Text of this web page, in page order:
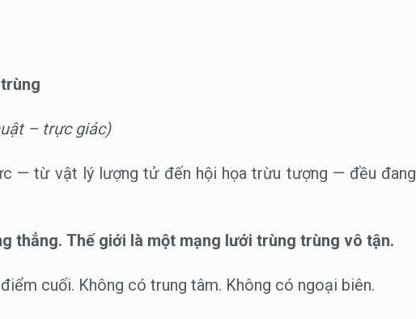
– trực giác)
— từ vật lý lượng tử đến hội họa trừu tượng — đều đang
thẳng. Thế giới là một mạng lưới trùng trùng vô tận.
cuối. Không có trung tâm. Không có ngoại biên.